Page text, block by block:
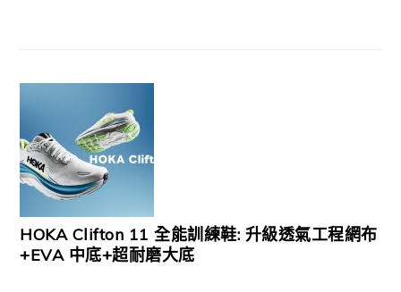
HOKA Clifton 11 全能訓練鞋: 升級透氣工程網布
+EVA 中底+超耐磨大底